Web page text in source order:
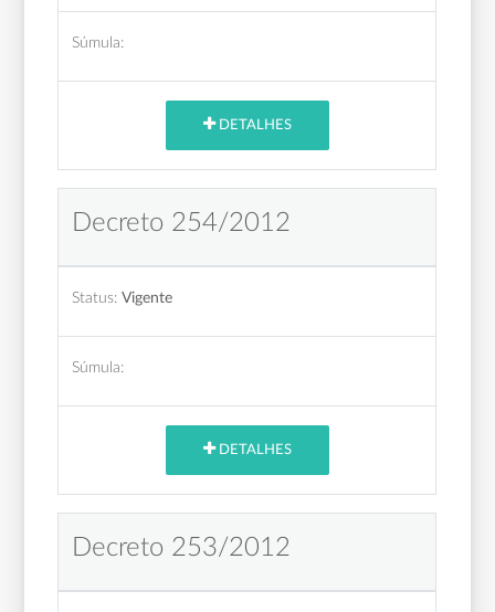
Súmula:
DETALHES
Decreto 254/2012
Status: Vigente
Súmula:
DETALHES
Decreto 253/2012